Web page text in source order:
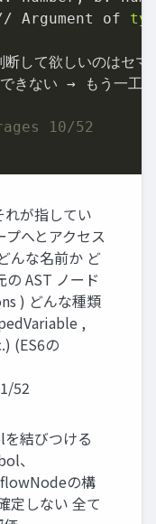
Argument of
て欲しいのはセマ
きない → もう一工
10/52
が指してい
へとアクセス
んな名前か ど
の AST ノード
) どんな種類
,
(ES6の
52
結びつける
、
の構
定しない 全て